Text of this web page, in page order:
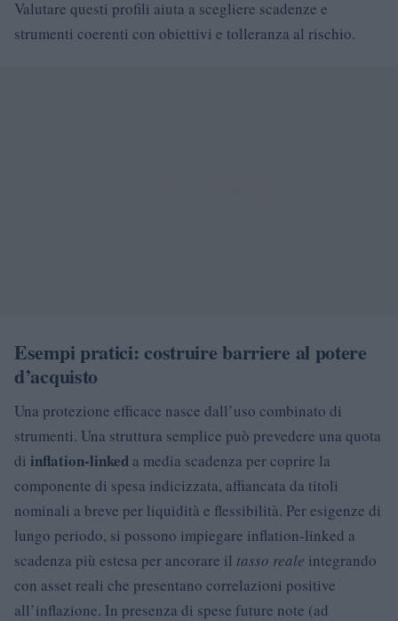
Valutare questi profili aiuta a scegliere scadenze e
strumenti coerenti con obiettivi e tolleranza al rischio.
Esempi pratici: costruire barriere al potere
d’acquisto
Una protezione efficace nasce dall’uso combinato di
strumenti. Una struttura semplice può prevedere una quota
di inflation-linked a media scadenza per coprire la
componente di spesa indicizzata, affiancata da titoli
nominali a breve per liquidità e flessibilità. Per esigenze di
lungo periodo, si possono impiegare inflation-linked a
scadenza più estesa per ancorare il tasso reale integrando
con asset reali che presentano correlazioni positive
all’inflazione. In presenza di spese future note (ad